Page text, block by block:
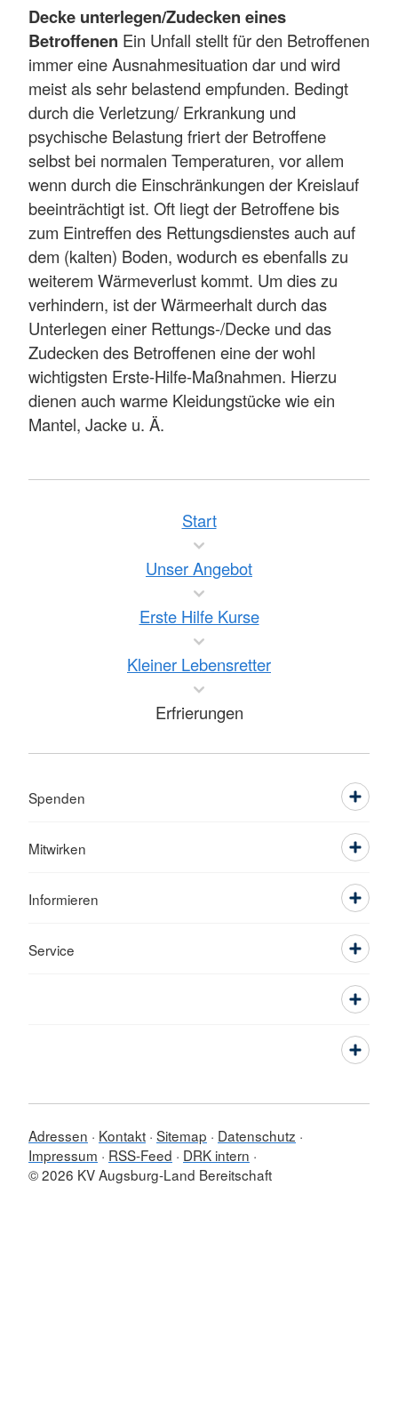
Decke unterlegen/Zudecken eines
Betroffenen Ein Unfall stellt für den Betroffenen
immer eine Ausnahmesituation dar und wird
meist als sehr belastend empfunden. Bedingt
durch die Verletzung/ Erkrankung und
psychische Belastung friert der Betroffene
selbst bei normalen Temperaturen, vor allem
wenn durch die Einschränkungen der Kreislauf
beeinträchtigt ist. Oft liegt der Betroffene bis
zum Eintreffen des Rettungsdienstes auch auf
dem (kalten) Boden, wodurch es ebenfalls zu
weiterem Wärmeverlust kommt. Um dies zu
verhindern, ist der Wärmeerhalt durch das
Unterlegen einer Rettungs-/Decke und das
Zudecken des Betroffenen eine der wohl
wichtigsten Erste-Hilfe-Maßnahmen. Hierzu
dienen auch warme Kleidungstücke wie ein
Mantel, Jacke u. Ä.
Start
Unser Angebot
Erste Hilfe Kurse
Kleiner Lebensretter
Erfrierungen
Spenden
Mitwirken
Informieren
Service
Adressen Kontakt Sitemap
Datenschutz
Impressum
RSS-Feed
DRK intern
© 2026 KV Augsburg-Land Bereitschaft